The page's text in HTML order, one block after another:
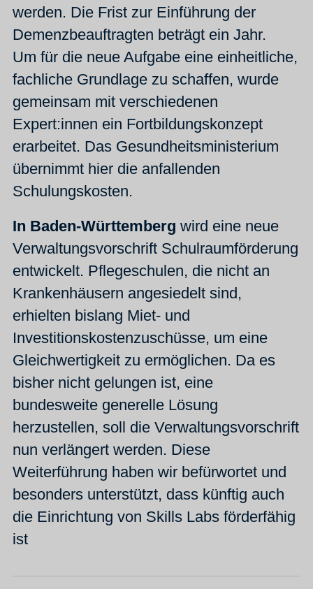
werden. Die Frist zur Einführung der
Demenzbeauftragten beträgt ein Jahr.
Um für die neue Aufgabe eine einheitliche,
fachliche Grundlage zu schaffen, wurde
gemeinsam mit verschiedenen
Expert:innen ein Fortbildungskonzept
erarbeitet. Das Gesundheitsministerium
übernimmt hier die anfallenden
Schulungskosten.
In Baden-Württemberg wird eine neue
Verwaltungsvorschrift Schulraumförderung
entwickelt. Pflegeschulen, die nicht an
Krankenhäusern angesiedelt sind,
erhielten bislang Miet- und
Investitionskostenzuschüsse, um eine
Gleichwertigkeit zu ermöglichen. Da es
bisher nicht gelungen ist, eine
bundesweite generelle Lösung
herzustellen, soll die Verwaltungsvorschrift
nun verlängert werden. Diese
Weiterführung haben wir befürwortet und
besonders unterstützt, dass künftig auch
die Einrichtung von Skills Labs förderfähig
ist